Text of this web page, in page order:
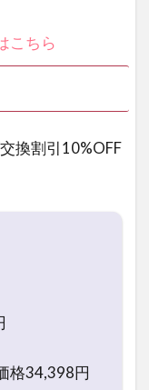
こちら
換割引10%OFF
格34,398円